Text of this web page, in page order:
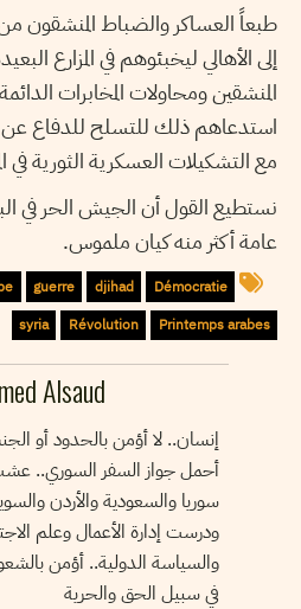
طبعاً العساكر والضباط المنشقون من
إلى الأهالي ليخبئوهم في المزارع
المنشقين ومحاولات المخابرات
استدعاهم ذلك للتسلح للدفاع
مع التشكيلات العسكرية الثورية في
نستطيع القول أن الجيش الحر في
عامة أكثر منه كيان ملموس.
Démocratie
djihad
guerre
Printemps arabes
Révolution
syria
Alsaud
إنسان.. لا أؤمن بالحدود أو
أحمل جواز السفر السوري..
سوريا والسعودية والأردن
ودرست إدارة الأعمال وعلم
والسياسة الدولية.. أؤمن
في سبيل الحق والحرية